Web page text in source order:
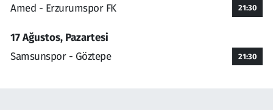
Amed - Erzurumspor FK 21:30
17 Ağustos, Pazartesi
Samsunspor - Göztepe
21:30